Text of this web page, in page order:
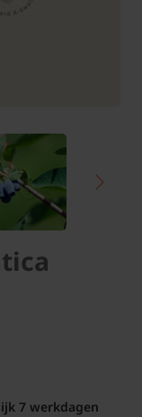
7 werkdagen